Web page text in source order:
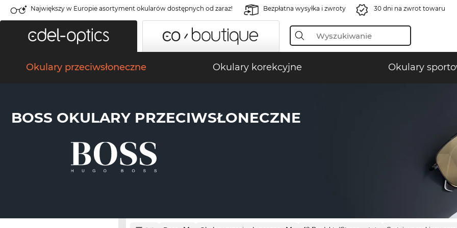
Największy w Europie asortyment okularów dostępnych od zaraz! Bezpłatna wysyłka i zwroty 30 dni na zwrot towaru
Okulary przeciwsłoneczne Okulary korekcyjne Okulary
BOSS OKULARY PRZECIWSŁONECZNE